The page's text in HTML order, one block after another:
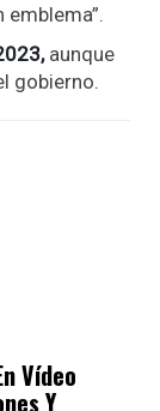
aunque
gobierno.
Vídeo
Y